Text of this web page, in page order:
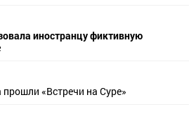
иностранцу фиктивную
«Встречи на Суре»